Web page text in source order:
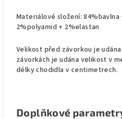
Materiálové složení:
2%polyamid + 2%elastan
Velikost před závorkou je
závorkách je udána velikost v
délky chodidla v centimetrech.
Doplňkové